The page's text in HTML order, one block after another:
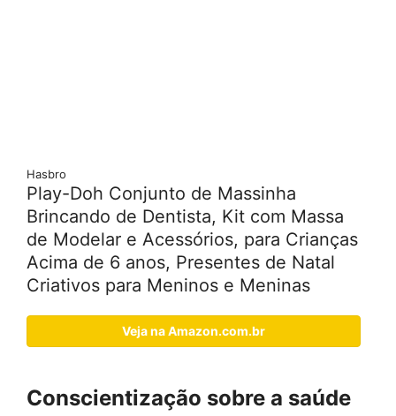
Hasbro
Play-Doh Conjunto de Massinha
Brincando de Dentista, Kit com Massa
de Modelar e Acessórios, para Crianças
Acima de 6 anos, Presentes de Natal
Criativos para Meninos e Meninas
Veja na Amazon.com.br
Conscientização sobre a saúde